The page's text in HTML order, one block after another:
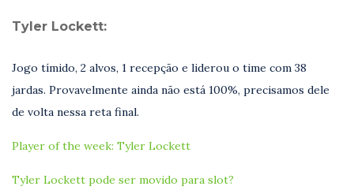
Tyler Lockett:
Jogo tímido, 2 alvos, 1 recepção e liderou o time com 38
jardas. Provavelmente ainda não está 100%, precisamos dele
de volta nessa reta final.
Player of the week: Tyler Lockett
Tyler Lockett pode ser movido para slot?